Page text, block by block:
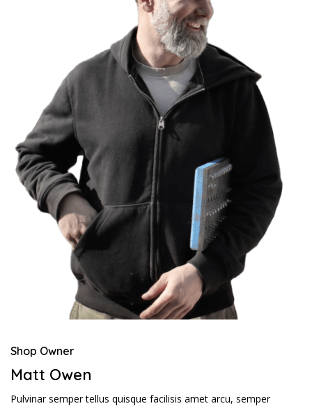
Shop Owner
Matt Owen
Pulvinar semper tellus quisque facilisis amet arcu, semper